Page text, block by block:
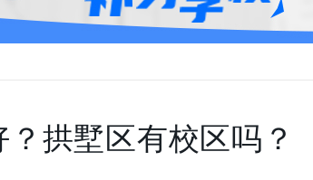
拱墅区有校区吗？